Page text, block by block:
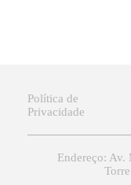
Política de
Privacidade
Endereço: Av.